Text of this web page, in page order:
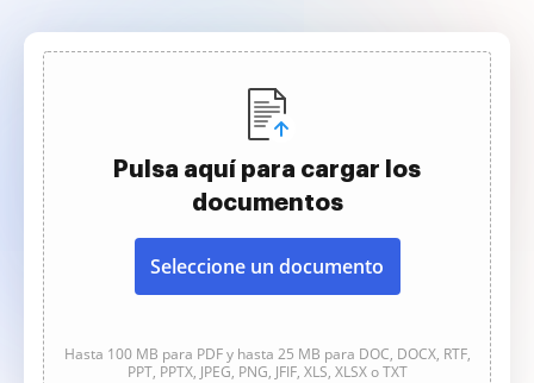
Pulsa aquí para cargar los
documentos
Seleccione un documento
Hasta 100 MB para PDF y hasta 25 MB para DOC, DOCX, RTF,
PPT, PPTX, JPEG, PNG, JFIF, XLS, XLSX o TXT